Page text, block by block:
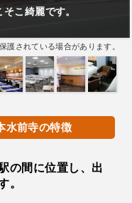
こ綺麗です。
護されている場合があります。
水前寺の特徴
の間に位置し、出
。